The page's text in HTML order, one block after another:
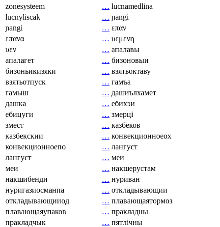
zonesysteem
… łucnamedlina
łucnyliscak
… ɲangi
ɲangi
… επαν
επανα
… υεμενη
υεν
… апалавы
апалагет
… бизоновыи
бизоньикизяки
… взятьоктаву
взятьотпуск
… гамъа
гамыш
… дашиълхамет
дашка
… ебихэи
ебицуги
… змерці
змест
… казбеков
казбекскии
… конвекционноеох
конвекционноепо
… лангуст
лангуст
… меи
меи
… накшерустам
накшибенди
… нуриван
нуригазиосманпа
… откладывающии
откладывающииод
… плавающаятормоз
плавающаяупаков
… пракладны
пракладчык
… пятлічны